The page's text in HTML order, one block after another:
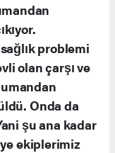
problemi
olan çarşı ve
Onda da
şu ana kadar
ekiplerimiz